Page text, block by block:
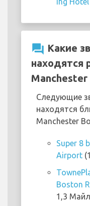
question_answer Какие
находятся
Manchester
Следующие
находятся
Manchester
Super 8
Airport
Boston
1,3